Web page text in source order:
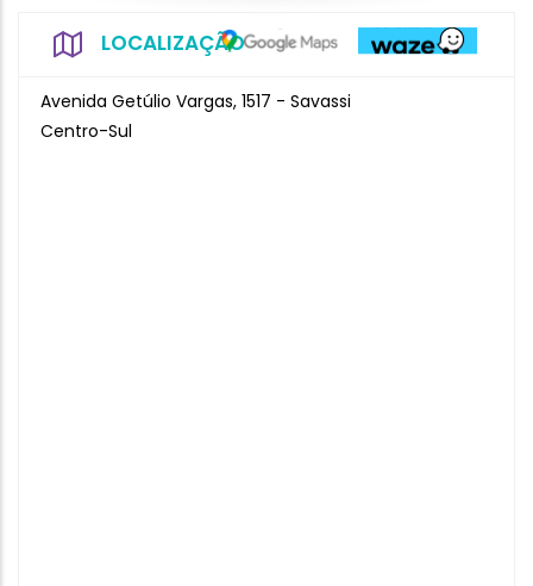
LOCALIZAÇÃO
Avenida Getúlio Vargas, 1517 - Savassi
Centro-Sul